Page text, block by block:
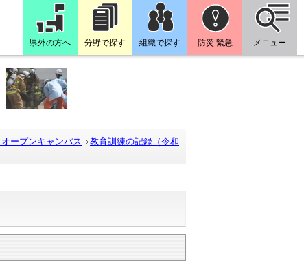
県外の方へ 分野で探す 組織で探す 防災 緊急 メニュー
ープンキャンパス
教育訓練の記録（令和